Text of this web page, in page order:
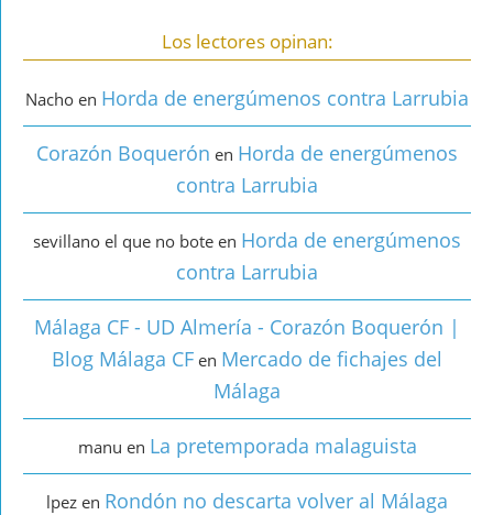
Los lectores opinan:
Nacho en Horda de energúmenos contra Larrubia
Corazón Boquerón en Horda de energúmenos
contra Larrubia
sevillano el que no bote en Horda de energúmenos
contra Larrubia
Málaga CF - UD Almería - Corazón Boquerón |
Blog Málaga CF en Mercado de fichajes del
Málaga
manu en La pretemporada malaguista
lpez en Rondón no descarta volver al Málaga